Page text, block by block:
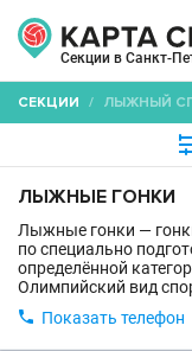
Секции в Санкт-
СЕКЦИИ / ЛЫЖНЫЙ
ЛЫЖНЫЕ ГОНКИ
Лыжные гонки —
по специально
определённой
Олимпийский вид
 Показать телефон